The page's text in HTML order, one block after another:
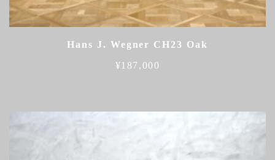
Hans J. Wegner CH23 Oak
¥187,000